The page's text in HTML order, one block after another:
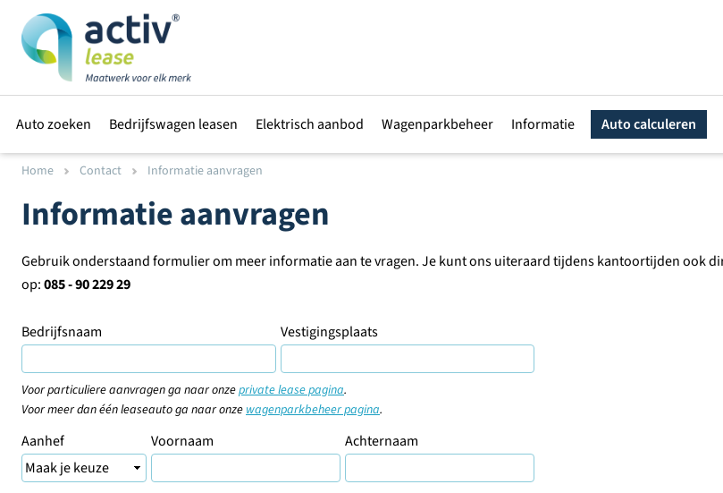
Auto zoeken Bedrijfswagen leasen Elektrisch aanbod Wagenparkbeheer Informatie Auto calculeren
Home Contact Informatie aanvragen
Informatie aanvragen
Gebruik onderstaand formulier om meer informatie aan te vragen. Je kunt ons uiteraard tijdens kantoortijden ook
op:085 - 90 229 29
Bedrijfsnaam Vestigingsplaats
Voor particuliere aanvragen ga naar onzeprivate lease pagina.
Voor meer dan één leaseauto ga naar onzewagenparkbeheer pagina.
Aanhef Voornaam Achternaam